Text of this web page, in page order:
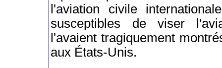
l'aviation civile
susceptibles de viser
l'avaient tragiquement
aux États-Unis.